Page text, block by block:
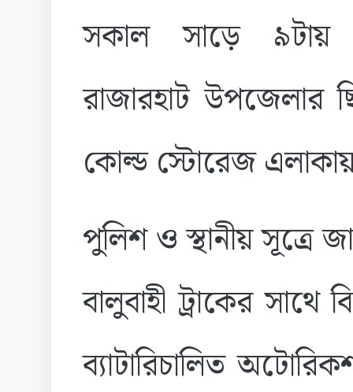
সকাল সাড়ে ৯টায়
রাজারহাট উপজেলার
কোল্ড স্টোরেজ
পুলিশ ও স্থানীয় সূত্রে
বালুবাহী ট্রাকের
ব্যাটারিচালিত